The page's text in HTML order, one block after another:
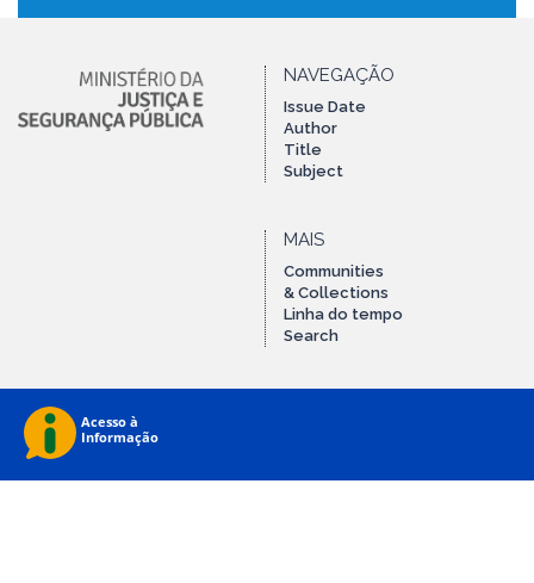
NAVEGAÇÃO
Issue Date
Author
Title
Subject
MAIS
Communities
& Collections
Linha do tempo
Search